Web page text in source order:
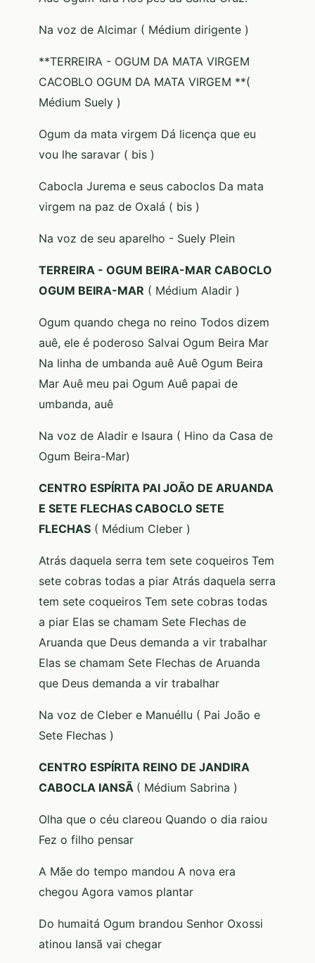
Na voz de Alcimar ( Médium dirigente )
**TERREIRA - OGUM DA MATA VIRGEM
CACOBLO OGUM DA MATA VIRGEM **(
Médium Suely )
Ogum da mata virgem Dá licença que eu
vou lhe saravar ( bis )
Cabocla Jurema e seus caboclos Da mata
virgem na paz de Oxalá ( bis )
Na voz de seu aparelho - Suely Plein
TERREIRA - OGUM BEIRA-MAR CABOCLO
OGUM BEIRA-MAR ( Médium Aladir )
Ogum quando chega no reino Todos dizem
auê, ele é poderoso Salvai Ogum Beira Mar
Na linha de umbanda auê Auê Ogum Beira
Mar Auê meu pai Ogum Auê papai de
umbanda, auê
Na voz de Aladir e Isaura ( Hino da Casa de
Ogum Beira-Mar)
CENTRO ESPÍRITA PAI JOÃO DE ARUANDA
E SETE FLECHAS CABOCLO SETE
FLECHAS ( Médium Cleber )
Atrás daquela serra tem sete coqueiros Tem
sete cobras todas a piar Atrás daquela serra
tem sete coqueiros Tem sete cobras todas
a piar Elas se chamam Sete Flechas de
Aruanda que Deus demanda a vir trabalhar
Elas se chamam Sete Flechas de Aruanda
que Deus demanda a vir trabalhar
Na voz de Cleber e Manuéllu ( Pai João e
Sete Flechas )
CENTRO ESPÍRITA REINO DE JANDIRA
CABOCLA IANSÃ ( Médium Sabrina )
Olha que o céu clareou Quando o dia raiou
Fez o filho pensar
A Mãe do tempo mandou A nova era
chegou Agora vamos plantar
Do humaitá Ogum brandou Senhor Oxossi
atinou Iansã vai chegar